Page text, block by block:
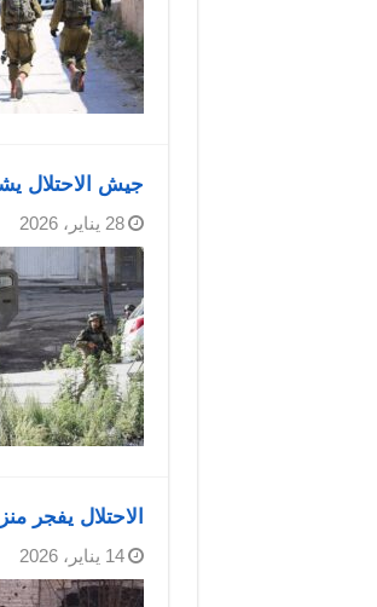
جيش الاحتلال
28 يناير، 2026
الاحتلال يفجر
14 يناير، 2026